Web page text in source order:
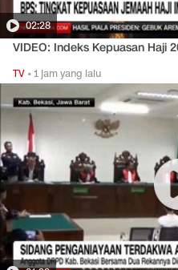
02:28
VIDEO: Indeks Kepuasan Haji
TV •1 jam yang lalu